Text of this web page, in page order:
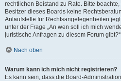
rechtlichen Beistand zu Rate. Bitte
Besitzer dieses Boards keine
Anlaufstelle für Rechtsangelegenheiten
unter der Frage „An wen soll ich mich
juristische Anfragen zu diesem Forum
Nach oben
Warum kann ich mich nicht registrieren?
Es kann sein, dass die Board-